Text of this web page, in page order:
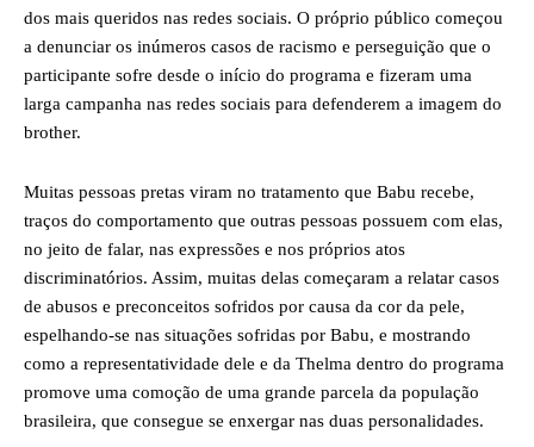
dos mais queridos nas redes sociais. O próprio público começou
a denunciar os inúmeros casos de racismo e perseguição que o
participante sofre desde o início do programa e fizeram uma
larga campanha nas redes sociais para defenderem a imagem do
brother.
Muitas pessoas pretas viram no tratamento que Babu recebe,
traços do comportamento que outras pessoas possuem com elas,
no jeito de falar, nas expressões e nos próprios atos
discriminatórios. Assim, muitas delas começaram a relatar casos
de abusos e preconceitos sofridos por causa da cor da pele,
espelhando-se nas situações sofridas por Babu, e mostrando
como a representatividade dele e da Thelma dentro do programa
promove uma comoção de uma grande parcela da população
brasileira, que consegue se enxergar nas duas personalidades.